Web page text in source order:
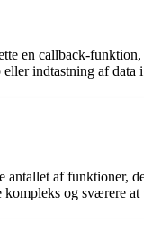
en callback-
indtastning af data
af funktioner,
og sværere at